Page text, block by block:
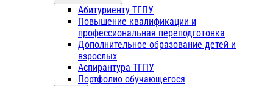
Абитуриенту ТГПУ
Повышение квалификации и
профессиональная переподготовка
Дополнительное образование детей и
взрослых
Аспирантура ТГПУ
Портфолио обучающегося